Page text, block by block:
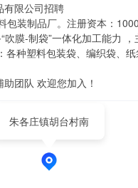
有限公司招聘
膜-制袋”一体化加工能力
种塑料包装袋、编织袋、
团队 欢迎您加入！
朱各庄镇胡台村南